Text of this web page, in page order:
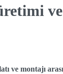
ve montajı